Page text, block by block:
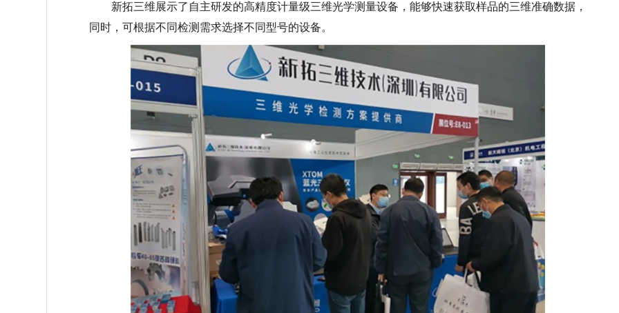
新拓三维展示了自主研发的高精度计量级三维光学测量设备，能够快速获取样品的三维准确数据，
同时，可根据不同检测需求选择不同型号的设备。